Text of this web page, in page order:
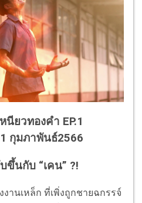
นียวทองคำ EP.1
กุมภาพันธ์2566
ขึ้นกับ “เคน” ?!
านเหล็ก ที่เพิ่งถูกชายฉกรรจ์